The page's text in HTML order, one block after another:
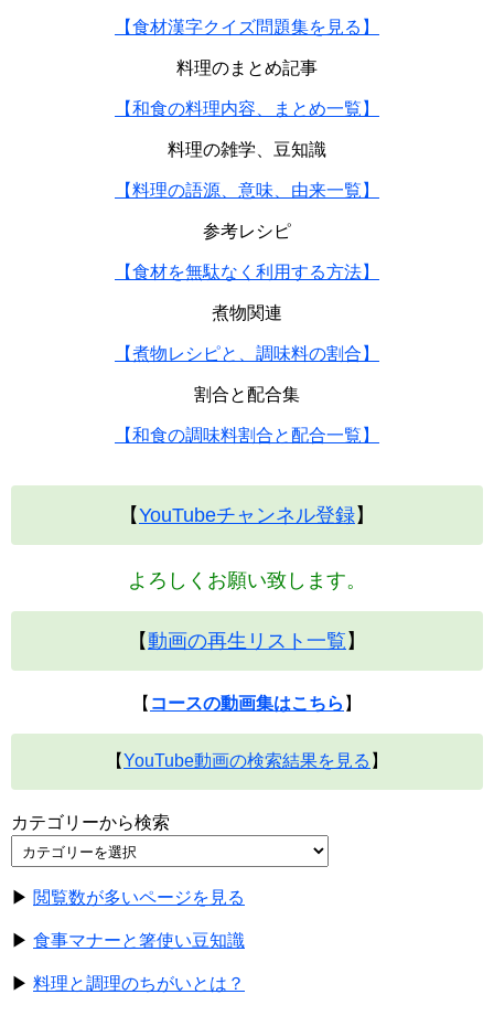
【食材漢字クイズ問題集を見る】
料理のまとめ記事
【和食の料理内容、まとめ一覧】
料理の雑学、豆知識
【料理の語源、意味、由来一覧】
参考レシピ
【食材を無駄なく利用する方法】
煮物関連
【煮物レシピと、調味料の割合】
割合と配合集
【和食の調味料割合と配合一覧】
【YouTubeチャンネル登録】
よろしくお願い致します。
【動画の再生リスト一覧 】
【 コースの動画集はこちら 】
【YouTube動画の検索結果を見る 】
カテゴリーから検索
▶ 閲覧数が多いページを見る
▶ 食事マナーと箸使い豆知識
▶ 料理と調理のちがいとは？